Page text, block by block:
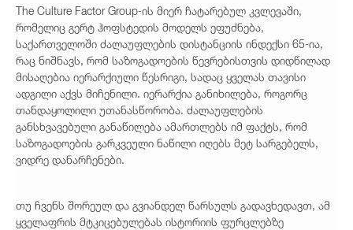
The Culture Factor Group-ის მიერ ჩატარებულ კვლევაში,
რომელიც გერტ ჰოფსტედის მოდელს ეფუძნება,
საქართველოში ძალაუფლების დისტანციის ინდექსი 65-ია,
რაც ნიშნავს, რომ საზოგადოების წევრებისთვის დიდწილად
მისაღებია იერარქიული წესრიგი, სადაც ყველას თავისი
ადგილი აქვს მიჩენილი. იერარქია განიხილება, როგორც
თანდაყოლილი უთანასწორობა. ძალაუფლების
განსხვავებული განაწილება ამართლებს იმ ფაქტს, რომ
საზოგადოების გარკვეული ნაწილი იღებს მეტ სარგებელს,
ვიდრე დანარჩენები.
თუ ჩვენს შორეულ და გვიანდელ წარსულს გადავხედავთ, ამ
ყველაფრის მტკიცებულებას ისტორიის ფურცლებზე